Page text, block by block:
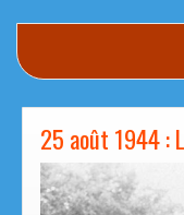
25 août 1944 :